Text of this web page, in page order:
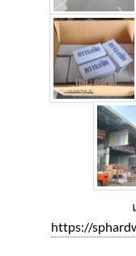
https://